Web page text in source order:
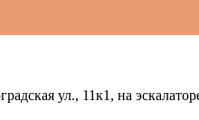
ул., 11к1, на